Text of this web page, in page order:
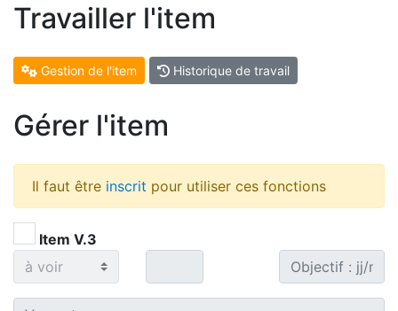
Travailler l'item
Gestion de l'item Historique de travail
Gérer l'item
Il faut être inscrit pour utiliser ces fonctions
Item V.3